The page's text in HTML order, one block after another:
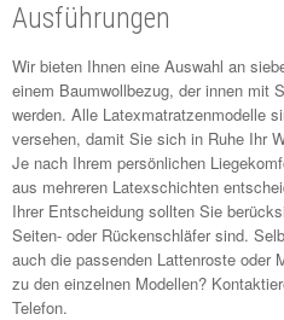
Ausführungen
Wir bieten Ihnen eine Auswahl an
einem Baumwollbezug, der innen mit
werden. Alle Latexmatratzenmodelle
versehen, damit Sie sich in Ruhe Ihr
Je nach Ihrem persönlichen
aus mehreren Latexschichten
Ihrer Entscheidung sollten Sie
Seiten- oder Rückenschläfer sind.
auch die passenden Lattenroste oder
zu den einzelnen Modellen?
Telefon.